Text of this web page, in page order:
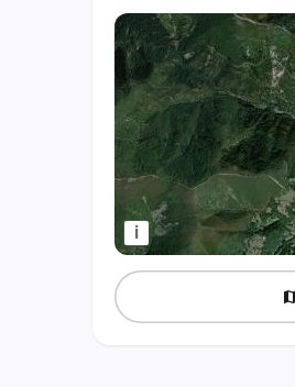
i
Iniciar sesión
Crear cuenta